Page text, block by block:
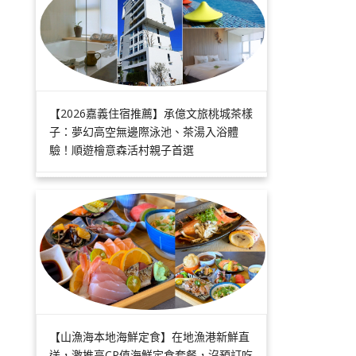
【2026嘉義住宿推薦】承億文旅桃城茶樣
子：夢幻高空無邊際泳池、茶湯入浴體
驗！順遊檜意森活村親子首選
【山漁海本地海鮮定食】在地漁港新鮮直